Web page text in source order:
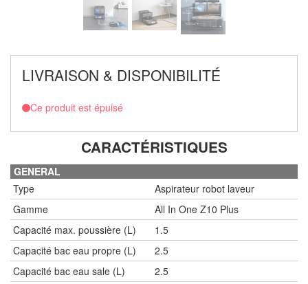
LIVRAISON & DISPONIBILITÉ
Ce produit est épuisé
CARACTÉRISTIQUES
GENERAL
Type
Aspirateur robot laveur
Gamme
All In One Z10 Plus
Capacité max. poussière (L)
1.5
Capacité bac eau propre (L)
2.5
Capacité bac eau sale (L)
2.5